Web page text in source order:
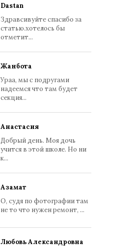
Dastan
Здравсивуйте спасибо за
статью.хотелось бы
отметит...
Жанбота
Ураа, мы с подругами
надеемся что там будет
секция...
Анастасия
Добрый день. Моя дочь
учится в этой школе. Но ни
к...
Азамат
О, судя по фотографии там
не то что нужен ремонт, ...
Любовь Александровна